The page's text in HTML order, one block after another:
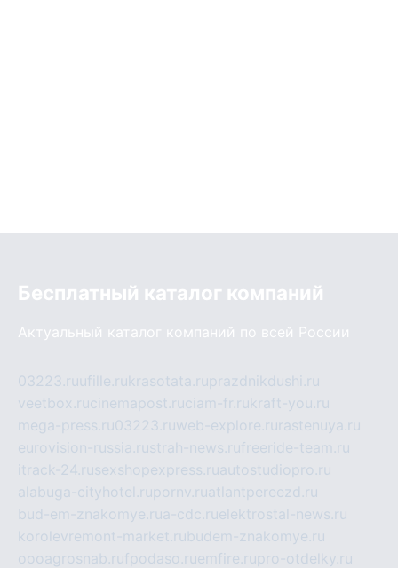
Бесплатный каталог компаний
Актуальный каталог компаний по всей России
03223.ruufille.rukrasotata.ruprazdnikdushi.ru
veetbox.rucinemapost.ruciam-fr.rukraft-you.ru
mega-press.ru03223.ruweb-explore.ru rastenuya.ru
eurovision-russia.rustrah-news.rufreeride-team.ru
itrack-24.rusexshopexpress.ruautostudiopro.ru
alabuga-cityhotel.rupornv.ruatlantpereezd.ru
bud-em-znakomye.rua-cdc.ruelektrostal-news.ru
korolevremont-market.rubudem-znakomye.ru
oooagrosnab.rufpodaso.ruemfire.rupro-otdelky.ru